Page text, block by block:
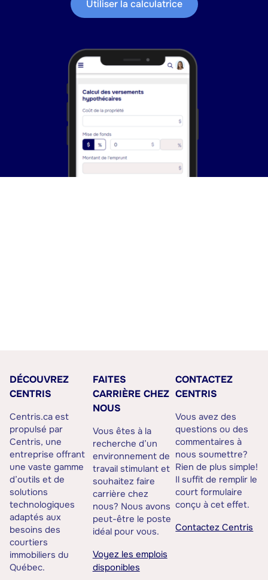
Utiliser la calculatrice
DÉCOUVREZ
CENTRIS
Centris.ca est
propulsé par
Centris, une
entreprise offrant
une vaste gamme
d’outils et de
solutions
technologiques
adaptés aux
besoins des
courtiers
immobiliers du
Québec.
FAITES
CARRIÈRE CHEZ
NOUS
Vous êtes à la
recherche d’un
environnement de
travail stimulant et
souhaitez faire
carrière chez
nous? Nous avons
peut-être le poste
idéal pour vous.
Voyez les emplois
disponibles
CONTACTEZ
CENTRIS
Vous avez des
questions ou des
commentaires à
nous soumettre?
Rien de plus simple!
Il suffit de remplir le
court formulaire
conçu à cet effet.
Contactez Centris